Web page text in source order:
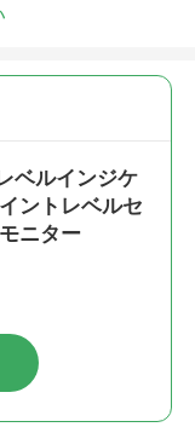
ベルインジケ
ントレベルセ
ニター